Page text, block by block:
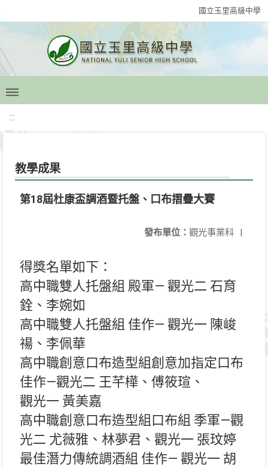
國立玉里高級中學
:::
教學成果
第18屆杜康盃調酒暨托盤、口布摺疊大賽
發布單位： 觀光事業科 |
得獎名單如下：
高中職雙人托盤組 殿軍— 觀光二 石育
銓、李婉如
高中職雙人托盤組 佳作— 觀光一 陳峻
禓、李佩華
高中職創意口布造型組創意加指定口布
佳作—觀光二 王芊樺、傅筱瑄、
觀光一 黃美嘉
高中職創意口布造型組口布組 季軍—觀
光二 尤薇雅、林夢君、觀光一 張玟婷
最佳潛力傳統調酒組 佳作— 觀光一 胡